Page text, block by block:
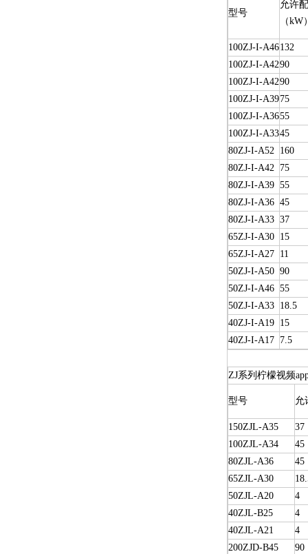
型号
允许
（kW
100ZJ-I-A46132
100ZJ-I-A4290
100ZJ-I-A4290
100ZJ-I-A3975
100ZJ-I-A3655
100ZJ-I-A3345
80ZJ-I-A52 160
80ZJ-I-A42 75
80ZJ-I-A39 55
80ZJ-I-A36 45
80ZJ-I-A33 37
65ZJ-I-A30 15
65ZJ-I-A27 11
50ZJ-I-A50 90
50ZJ-I-A46 55
50ZJ-I-A33 18.5
40ZJ-I-A19 15
40ZJ-I-A17 7.5
ZJ系列柠檬视频
型号 允
150ZJL-A35
37
100ZJL-A34
45
80ZJL-A36
45
65ZJL-A30
50ZJL-A20
4
40ZJL-B25
4
40ZJL-A21
4
200ZJD-B45
90